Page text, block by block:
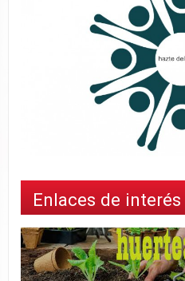
Enlaces de interés